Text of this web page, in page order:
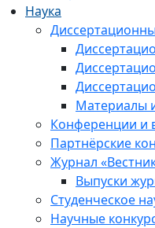
Наука
Материалы
Конференции и
Партнёрские
Журнал
Выпуски
Студенческое
Научные